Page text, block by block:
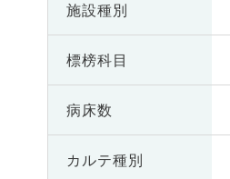
施設種別
標榜科目
病床数
カルテ種別